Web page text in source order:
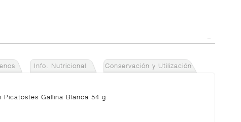
Info. Nutricional Conservación y Utilización
Picatostes Gallina Blanca 54 g